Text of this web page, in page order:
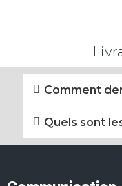
Comment
Quels sont